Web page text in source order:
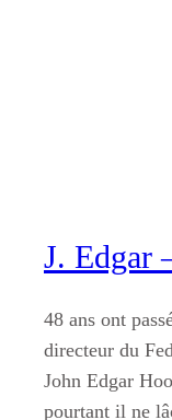
J. Edgar
48 ans ont
directeur du
John Edgar
pourtant il ne